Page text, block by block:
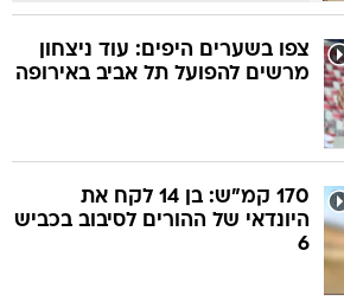
צפו בשערים היפים: עוד ניצחון
מרשים להפועל תל אביב באירופה
170 קמ"ש: בן 14 לקח את
היונדאי של ההורים לסיבוב בכביש
6